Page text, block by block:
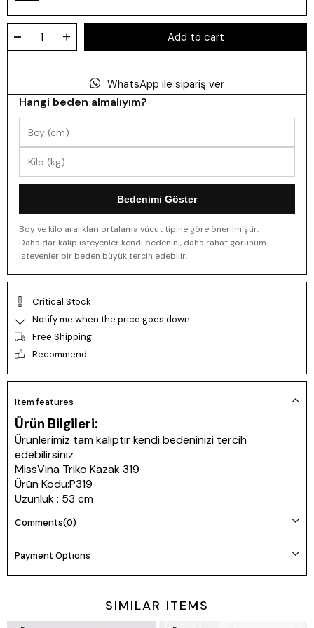
WhatsApp ile sipariş ver
Hangi beden almalıyım?
Bedenimi Göster
Boy ve kilo aralıkları ortalama vücut tipine göre önerilmiştir.
Daha dar kalıp isteyenler kendi bedenini, daha rahat görünüm
isteyenler bir beden büyük tercih edebilir.
Critical Stock
Notify me when the price goes down
Free Shipping
Recommend
Item features
Ürün Bilgileri:
Ürünlerimiz tam kalıptır kendi bedeninizi tercih
edebilirsiniz
MissVina Triko Kazak 319
Ürün Kodu:P319
Uzunluk : 53 cm
Beden Bilgileri: S/36 M/38 L/40 XL/42 XXL/44
Yer Almaktadır.
Prova ürün bedeni: M/38
Comments(0)
Payment Options
SIMILAR ITEMS